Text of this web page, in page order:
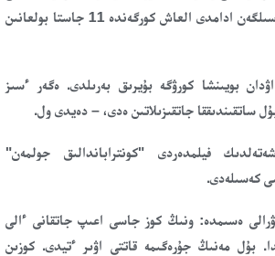
ءۇشىن ءولىم جازاسىنا كەسىلگەن ادامدى العاش كورگەندە 11 جاستا بولعانىن
بويىنشا كورۋگە بۇيرىق بەرىلدى. ەگەر ءسىز
ساتقىندىققا جاتقىزىلاتىن ەدى، – دەيدى ول.
فيلمدەردى "كونتراباندالىق جولمەن"
كەسىلەدى.
ەسىمدە: ونىڭ كوز جاسى اعىپ جاتقانى ءالى
بۇل مەنىڭ جۇرەگىمە قاتتى اۋىر ءتيدى. كوزىن